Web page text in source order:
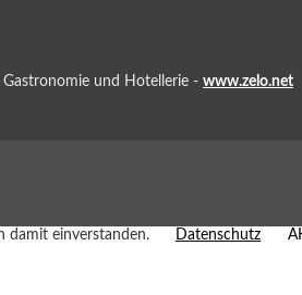
und Hotellerie - www.zelo.net
damit einverstanden. Datenschutz